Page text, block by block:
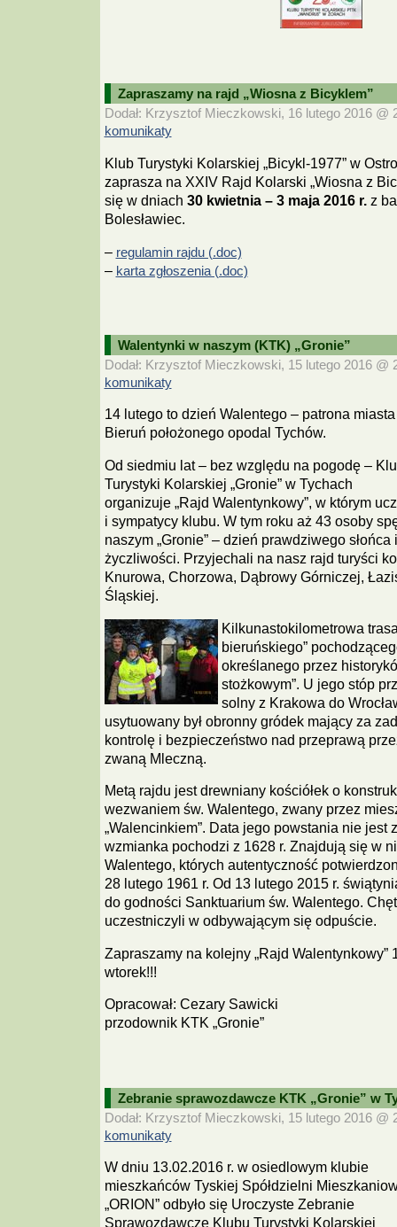
Zapraszamy na rajd „Wiosna z Bicyklem”
Dodał: Krzysztof Mieczkowski, 16 lutego 2016 @
komunikaty
Klub Turystyki Kolarskiej „Bicykl-1977” w
zaprasza na XXIV Rajd Kolarski „Wiosna z
się w dniach 30 kwietnia – 3 maja 2016 r. z
Bolesławiec.
– regulamin rajdu (.doc)
– karta zgłoszenia (.doc)
Walentynki w naszym (KTK) „Gronie”
Dodał: Krzysztof Mieczkowski, 15 lutego 2016 @
komunikaty
14 lutego to dzień Walentego – patrona miasta
Bieruń położonego opodal Tychów.
Od siedmiu lat – bez względu na pogodę –
Turystyki Kolarskiej „Gronie” w Tychach
organizuje „Rajd Walentynkowy”, w którym
i sympatycy klubu. W tym roku aż 43 osoby
naszym „Gronie” – dzień prawdziwego
życzliwości. Przyjechali na nasz rajd turyści
Knurowa, Chorzowa, Dąbrowy Górniczej,
Śląskiej.
Kilkunastokilometrowa
bieruńskiego”
określanego przez
stożkowym”. U jego stóp
solny z Krakowa do
usytuowany był obronny gródek mający za
kontrolę i bezpieczeństwo nad przeprawą
zwaną Mleczną.
Metą rajdu jest drewniany kościółek o
wezwaniem św. Walentego, zwany przez
„Walencinkiem”. Data jego powstania nie jest
wzmianka pochodzi z 1628 r. Znajdują się w
Walentego, których autentyczność
28 lutego 1961 r. Od 13 lutego 2015 r.
do godności Sanktuarium św. Walentego.
uczestniczyli w odbywającym się odpuście.
Zapraszamy na kolejny „Rajd Walentynkowy”
wtorek!!!
Opracował: Cezary Sawicki
przodownik KTK „Gronie”
Zebranie sprawozdawcze KTK „Gronie” w
Dodał: Krzysztof Mieczkowski, 15 lutego 2016 @
komunikaty
W dniu 13.02.2016 r. w osiedlowym klubie
mieszkańców Tyskiej Spółdzielni
„ORION” odbyło się Uroczyste Zebranie
Sprawozdawcze Klubu Turystyki Kolarskiej